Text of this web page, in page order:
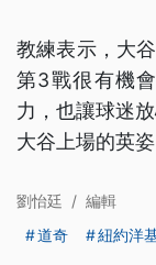
教練表示，大
第3戰很有機
力，也讓球迷
大谷上場的英姿
劉怡廷 / 編輯
道奇
紐約洋